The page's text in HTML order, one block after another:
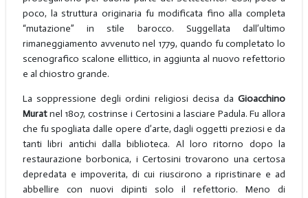
poco, la struttura originaria fu modificata fino alla completa
“mutazione” in stile barocco. Suggellata dall’ultimo
rimaneggiamento avvenuto nel 1779, quando fu completato lo
scenografico scalone ellittico, in aggiunta al nuovo refettorio
e al chiostro grande.
La soppressione degli ordini religiosi decisa daGioacchino
Muratnel 1807, costrinse i Certosini a lasciare Padula. Fu allora
che fu spogliata dalle opere d’arte, dagli oggetti preziosi e da
tanti libri antichi dalla biblioteca. Al loro ritorno dopo la
restaurazione borbonica, i Certosini trovarono una certosa
depredata e impoverita, di cui riuscirono a ripristinare e ad
abbellire con nuovi dipinti solo il refettorio. Meno di